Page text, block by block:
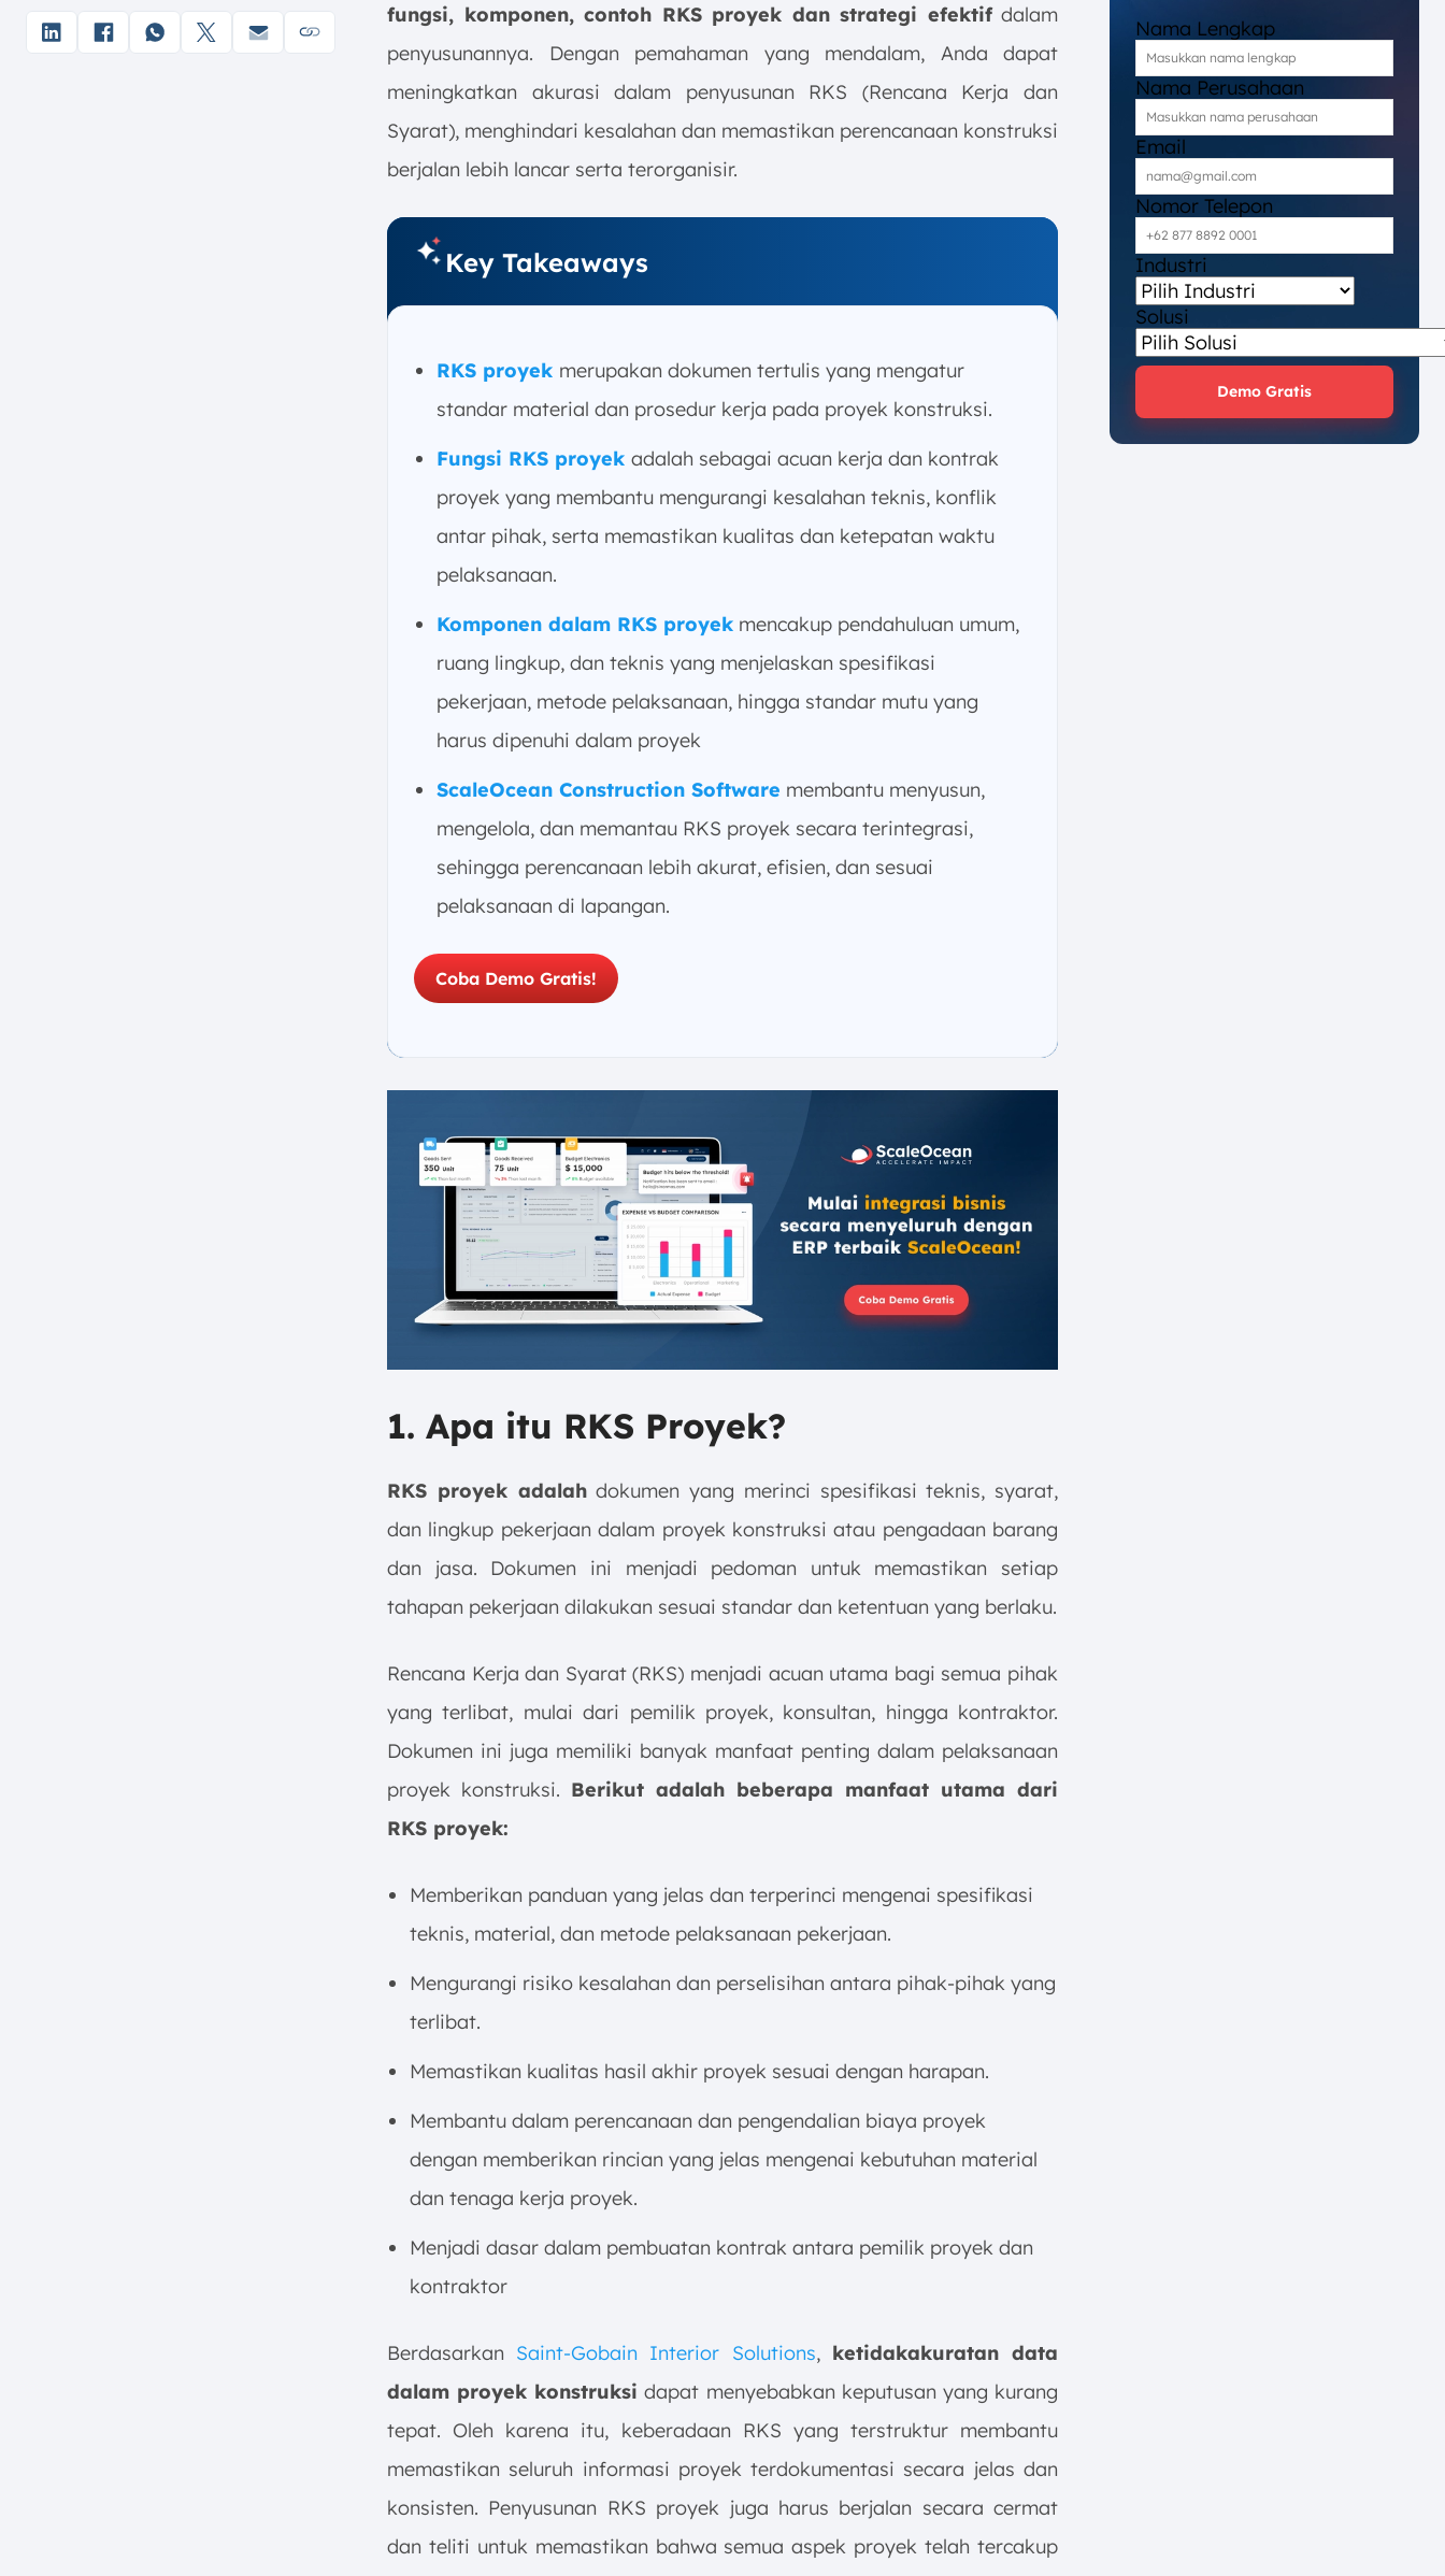
4. Komponen Utama RKS Proyek
a. Pendahuluan dan Umum
fungsi, komponen, contoh RKS proyek dan strategi efektifdalam
penyusunannya. Dengan pemahaman yang mendalam, Anda dapat
meningkatkan akurasi dalam penyusunan RKS (Rencana Kerja dan
Syarat), menghindari kesalahan dan memastikan perencanaan konstruksi
berjalan lebih lancar serta terorganisir.
Key Takeaways
RKS proyek merupakan dokumen tertulis yang mengatur
standar material dan prosedur kerja pada proyek konstruksi.
Fungsi RKS proyek adalah sebagai acuan kerja dan kontrak
proyek yang membantu mengurangi kesalahan teknis, konflik
antar pihak, serta memastikan kualitas dan ketepatan waktu
pelaksanaan.
Komponen dalam RKS proyek mencakup pendahuluan umum,
ruang lingkup, dan teknis yang menjelaskan spesifikasi
pekerjaan, metode pelaksanaan, hingga standar mutu yang
harus dipenuhi dalam proyek
ScaleOcean Construction Software membantu menyusun,
mengelola, dan memantau RKS proyek secara terintegrasi,
sehingga perencanaan lebih akurat, efisien, dan sesuai
pelaksanaan di lapangan.
Coba Demo Gratis!
1. Apa itu RKS Proyek?
RKS proyek adalahdokumen yang merinci spesifikasi teknis, syarat,
dan lingkup pekerjaan dalam proyek konstruksi atau pengadaan barang
dan jasa. Dokumen ini menjadi pedoman untuk memastikan setiap
tahapan pekerjaan dilakukan sesuai standar dan ketentuan yang berlaku.
Rencana Kerja dan Syarat (RKS) menjadi acuan utama bagi semua pihak
yang terlibat, mulai dari pemilik proyek, konsultan, hingga kontraktor.
Dokumen ini juga memiliki banyak manfaat penting dalam pelaksanaan
proyek konstruksi. Berikut adalah beberapa manfaat utama dari
RKS proyek:
Memberikan panduan yang jelas dan terperinci mengenai spesifikasi
teknis, material, dan metode pelaksanaan pekerjaan.
Mengurangi risiko kesalahan dan perselisihan antara pihak-pihak yang
terlibat.
Memastikan kualitas hasil akhir proyek sesuai dengan harapan.
Membantu dalam perencanaan dan pengendalian biaya proyek
dengan memberikan rincian yang jelas mengenai kebutuhan material
dan tenaga kerja proyek.
Menjadi dasar dalam pembuatan kontrak antara pemilik proyek dan
kontraktor
Berdasarkan Saint-Gobain Interior Solutions, ketidakakuratan data
dalam proyek konstruksi dapat menyebabkan keputusan yang kurang
tepat. Oleh karena itu, keberadaan RKS yang terstruktur membantu
memastikan seluruh informasi proyek terdokumentasi secara jelas dan
konsisten. Penyusunan RKS proyek juga harus berjalan secara cermat
dan teliti untuk memastikan bahwa semua aspek proyek telah tercakup
Nama Lengkap
Nama Perusahaan
Email
Nomor Telepon
Industri
Solusi
Demo Gratis